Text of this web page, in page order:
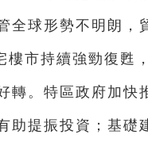
全球形勢不明朗，
樓市持續強勁復甦
轉。特區政府加快
助提振投資；基礎